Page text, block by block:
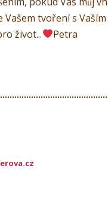
Vašem tvoření s
život...
Petra